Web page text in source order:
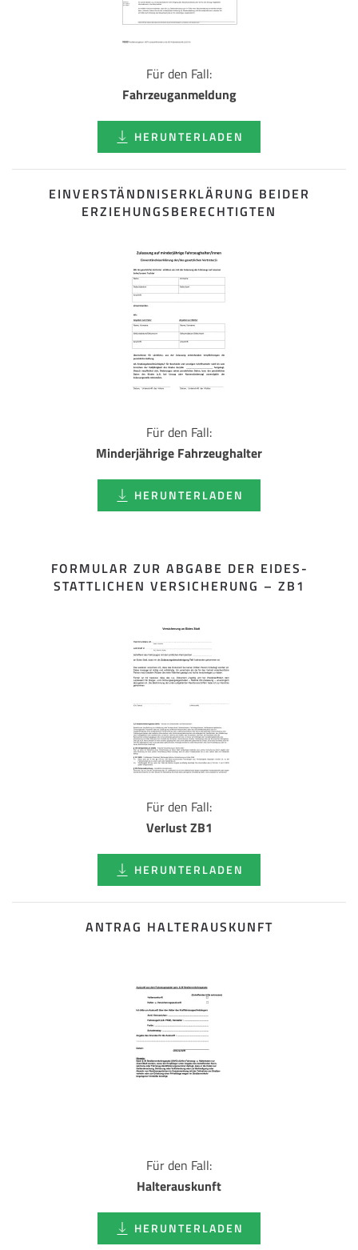
Für den Fall:
Fahrzeuganmeldung
HERUNTERLADEN
EINVERSTÄNDNISERKLÄRUNG BEIDER
ERZIEHUNGSBERECHTIGTEN
Für den Fall:
Minderjährige Fahrzeughalter
HERUNTERLADEN
FORMULAR ZUR ABGABE DER EIDES­
STATTLICHEN VERSICHERUNG – ZB1
Für den Fall:
Verlust ZB1
HERUNTERLADEN
ANTRAG HALTERAUSKUNFT
Für den Fall:
Halterauskunft
HERUNTERLADEN